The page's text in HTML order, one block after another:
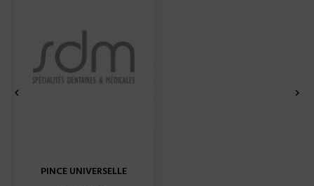
PINCE UNIVERSELLE
 